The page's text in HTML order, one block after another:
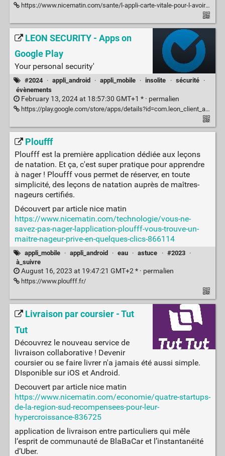
https://www.nicematin.com/sante/l-appli-carte-vitale-pour-l-avoir-toujours-avec-soi-938075
LEON SECURITY - Apps on
Google Play
Your personal security'
#2024 · appli_android · appli_mobile · insolite · sécurité
·
évènements
February 13, 2024 at 18:57:30 GMT+1 * · permalien
https://play.google.com/store/apps/details?id=com.leon_client_app
Ploufff
Ploufff est la première application dédiée aux leçons
de natation. Et ça, c'est super pratique pour apprendre
à nager ! Ploufff vous permet de réserver, en toute
simplicité, des leçons de natation auprès de maîtres-
nageurs certifiés.
Découvert par article nice matin
https://www.nicematin.com/technologie/vous-ne-
savez-pas-nager-lapplication-ploufff-vous-trouve-un-
maitre-nageur-prive-en-quelques-clics-866114
appli_mobile · appli_android · eau · astuce · #2023
·
à_suivre
August 16, 2023 at 19:47:21 GMT+2 * · permalien
https://www.ploufff.fr/
Livraison par coursier - Tut
Tut
Découvrez le nouveau service de
livraison collaborative ! Devenir
coursier ou se faire livrer n'a jamais été aussi simple.
DIsponible sur iOS et Android.
Decouvert par article nice matin
https://www.nicematin.com/economie/quatre-startups-
de-la-region-sud-recompensees-pour-leur-
hypercroissance-836725
application de livraison entre particuliers qui mêle
l‘esprit de communauté de BlaBaCar et l’instantanéité
d’Uber.